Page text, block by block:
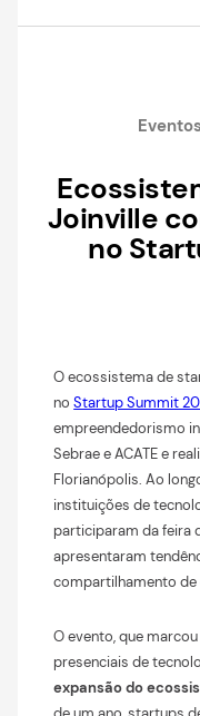
Eventos
Joinville
no
O ecossistema de
noStartup Summit
empreendedorismo
Sebrae e ACATE e
Florianópolis. Ao
instituições de
participaram da feira
apresentaram
compartilhamento de
O evento, que
presenciais de
expansão do